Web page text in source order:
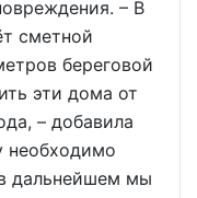
– В
сметной
береговой
эти дома от
– добавила
необходимо
дальнейшем мы